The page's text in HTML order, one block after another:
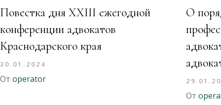
Повестка дня XXIII ежегодной
конференции адвокатов
Краснодарского края
30.01.2024
От operator
О
От